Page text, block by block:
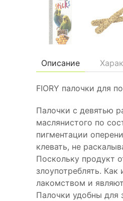
Описание
FIORY палочки для
Палочки с девятью
маслянистого по
пигментации
клевать, не
Поскольку продукт
злоупотреблять.
лакомством и
Палочки удобны для